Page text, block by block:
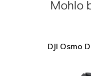
Mohlo
DJI Osmo